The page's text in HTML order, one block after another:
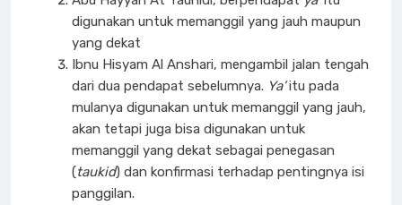
digunakan untuk memanggil yang jauh maupun
yang dekat
Ibnu Hisyam Al Anshari, mengambil jalan tengah
dari dua pendapat sebelumnya. Ya’itu pada
mulanya digunakan untuk memanggil yang jauh,
akan tetapi juga bisa digunakan untuk
memanggil yang dekat sebagai penegasan
(taukid) dan konfirmasi terhadap pentingnya isi
panggilan.